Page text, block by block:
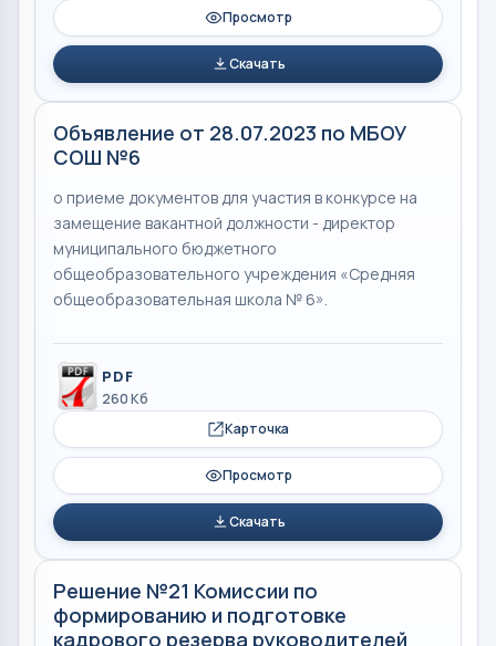
Просмотр
Скачать
Объявление от 28.07.2023 по МБОУ
СОШ №6
о приеме документов для участия в конкурсе на
замещение вакантной должности - директор
муниципального бюджетного
общеобразовательного учреждения «Средняя
общеобразовательная школа № 6».
PDF
260 Кб
Карточка
Просмотр
Скачать
Решение №21 Комиссии по
формированию и подготовке
кадрового резерва руководителей